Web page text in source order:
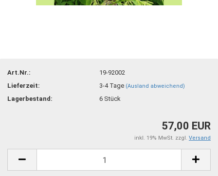
Art.Nr.:
19-92002
Lieferzeit:
3-4 Tage (Ausland abweichend)
Lagerbestand: 6 Stück
57,00 EUR
inkl. 19% MwSt. zzgl. Versand